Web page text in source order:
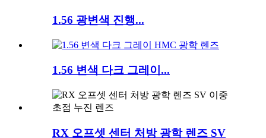
1.56 광변색 진행...
1.56 변색 다크 그레이...
RX 오프셋 센터 처방 광학 렌즈 SV